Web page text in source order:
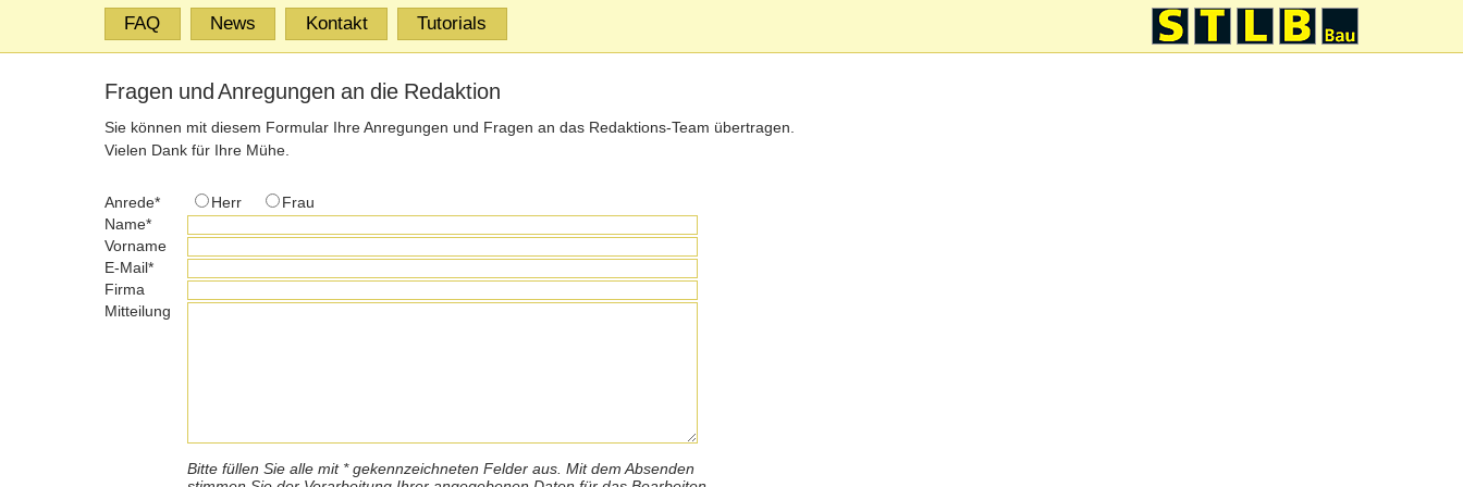
FAQ News Kontakt Tutorials
Fragen und Anregungen an die Redaktion
Sie können mit diesem Formular Ihre Anregungen und Fragen an das Redaktions-Team übertragen.
Vielen Dank für Ihre Mühe.
Anrede* Herr
Frau
Name*
Vorname
E-Mail*
Firma
Mitteilung
Bitte füllen Sie alle mit * gekennzeichneten Felder aus. Mit dem Absenden